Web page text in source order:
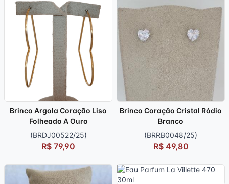
Brinco Argola Coração Liso
Folheado A Ouro
(BRDJ00522/25)
R$ 79,90
Brinco Coração Cristal Ródio
Branco
(BRRB0048/25)
R$ 49,80